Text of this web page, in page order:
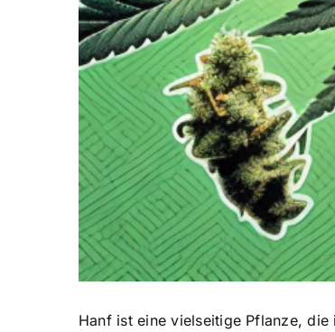
Hanf ist eine vielseitige Pflanze,